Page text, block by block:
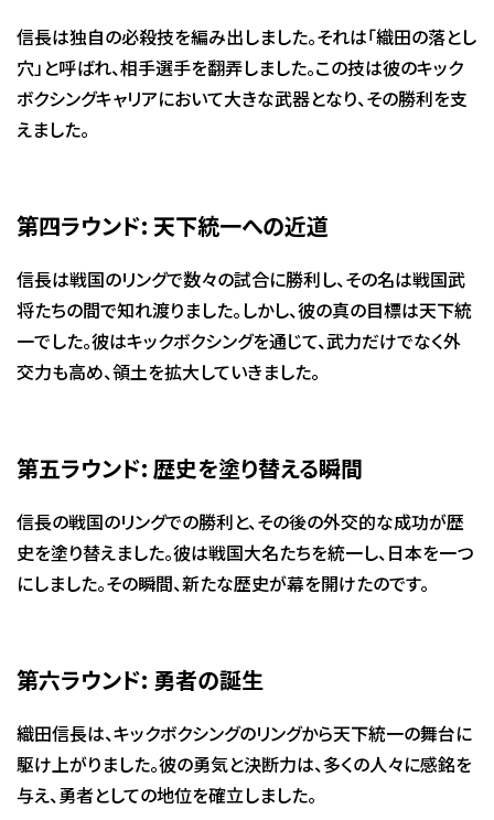
信長は独自の必殺技を編み出しました。それは「織田の落とし
穴」と呼ばれ、相手選手を翻弄しました。この技は彼のキック
ボクシングキャリアにおいて大きな武器となり、その勝利を支
えました。
第四ラウンド: 天下統一への近道
信長は戦国のリングで数々の試合に勝利し、その名は戦国武
将たちの間で知れ渡りました。しかし、彼の真の目標は天下統
一でした。彼はキックボクシングを通じて、武力だけでなく外
交力も高め、領土を拡大していきました。
第五ラウンド: 歴史を塗り替える瞬間
信長の戦国のリングでの勝利と、その後の外交的な成功が歴
史を塗り替えました。彼は戦国大名たちを統一し、日本を一つ
にしました。その瞬間、新たな歴史が幕を開けたのです。
第六ラウンド: 勇者の誕生
織田信長は、キックボクシングのリングから天下統一の舞台に
駆け上がりました。彼の勇気と決断力は、多くの人々に感銘を
与え、勇者としての地位を確立しました。